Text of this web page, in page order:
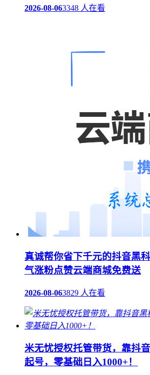
2026-08-063348 人在看
真诚帮你省下千元的抖音黑
气涨粉点赞云端商城免费送
2026-08-063829 人在看
米无忧授权托管带货，靠抖
起号，零基础日入1000+！